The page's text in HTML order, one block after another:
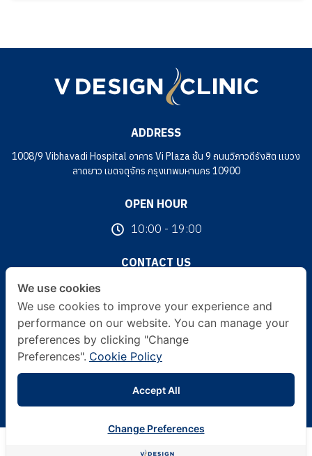
ADDRESS
1008/9 Vibhavadi Hospital อาคาร Vi Plaza ชั้น 9 ถนนวิภาวดีรังสิต แขวง
ลาดยาว เขตจตุจักร กรุงเทพมหานคร 10900
OPEN HOUR
10:00 - 19:00
CONTACT US
FOLLOW US
© 2024 V Design Clinic All Rights Reserved. | Terms & Conditions |
Privacy Policy | Other Policies
ปรึกษาออนไลน์ฟรี
We use cookies
We use cookies to improve your experience and
performance on our website. You can manage your
preferences by clicking "Change
Preferences". Cookie Policy
Accept All
Change Preferences